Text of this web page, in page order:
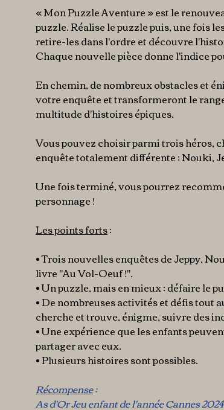
« Mon Puzzle Aventure » est le
puzzle. Réalise le puzzle puis, une fois
retire-les dans l'ordre et découvre
Chaque nouvelle pièce donne l'indice
En chemin, de nombreux obstacles et
votre enquête et transformeront le
multitude d'histoires épiques.
Vous pouvez choisir parmi trois héros,
enquête totalement différente : Nouki,
Une fois terminé, vous pourrez
personnage !
Les points forts:
• Trois nouvelles enquêtes de Jeppy,
livre "Au Vol-Oeuf !".
• Un puzzle, mais en mieux : défaire le
• De nombreuses activités et défis tout
cherche et trouve, énigme, suivre des
• Une expérience que les enfants
partager avec eux.
• Plusieurs histoires sont possibles.
Récompense:
As d'Or Jeu enfant de l'année Cannes 2024